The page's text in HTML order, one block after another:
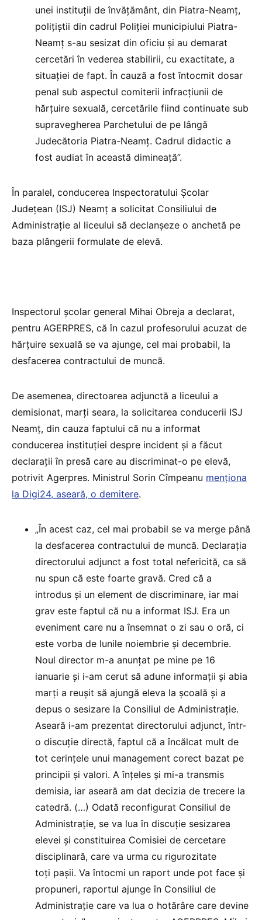
unei instituţii de învăţământ, din Piatra-Neamţ,
poliţiştii din cadrul Poliţiei municipiului Piatra-
Neamţ s-au sesizat din oficiu şi au demarat
cercetări în vederea stabilirii, cu exactitate, a
situaţiei de fapt. În cauză a fost întocmit dosar
penal sub aspectul comiterii infracţiunii de
hărţuire sexuală, cercetările fiind continuate sub
supravegherea Parchetului de pe lângă
Judecătoria Piatra-Neamţ. Cadrul didactic a
fost audiat în această dimineaţă”.
În paralel, conducerea Inspectoratului Şcolar
Judeţean (ISJ) Neamţ a solicitat Consiliului de
Administraţie al liceului să declanşeze o anchetă pe
baza plângerii formulate de elevă.
Inspectorul şcolar general Mihai Obreja a declarat,
pentru AGERPRES, că în cazul profesorului acuzat de
hărţuire sexuală se va ajunge, cel mai probabil, la
desfacerea contractului de muncă.
De asemenea, directoarea adjunctă a liceului a
demisionat, marţi seara, la solicitarea conducerii ISJ
Neamţ, din cauza faptului că nu a informat
conducerea instituţiei despre incident şi a făcut
declaraţii în presă care au discriminat-o pe elevă,
potrivit Agerpres. Ministrul Sorin Cîmpeanu menționa
la Digi24, aseară, o demitere.
„În acest caz, cel mai probabil se va merge până
la desfacerea contractului de muncă. Declaraţia
directorului adjunct a fost total nefericită, ca să
nu spun că este foarte gravă. Cred că a
introdus şi un element de discriminare, iar mai
grav este faptul că nu a informat ISJ. Era un
eveniment care nu a însemnat o zi sau o oră, ci
este vorba de lunile noiembrie şi decembrie.
Noul director m-a anunţat pe mine pe 16
ianuarie şi i-am cerut să adune informaţii şi abia
marţi a reuşit să ajungă eleva la şcoală şi a
depus o sesizare la Consiliul de Administraţie.
Aseară i-am prezentat directorului adjunct, într-
o discuţie directă, faptul că a încălcat mult de
tot cerinţele unui management corect bazat pe
principii şi valori. A înţeles şi mi-a transmis
demisia, iar aseară am dat decizia de trecere la
catedră. (…) Odată reconfigurat Consiliul de
Administraţie, se va lua în discuţie sesizarea
elevei şi constituirea Comisiei de cercetare
disciplinară, care va urma cu rigurozitate
toţi paşii. Va întocmi un raport unde pot face şi
propuneri, raportul ajunge în Consiliul de
Administraţie care va lua o hotărâre care devine